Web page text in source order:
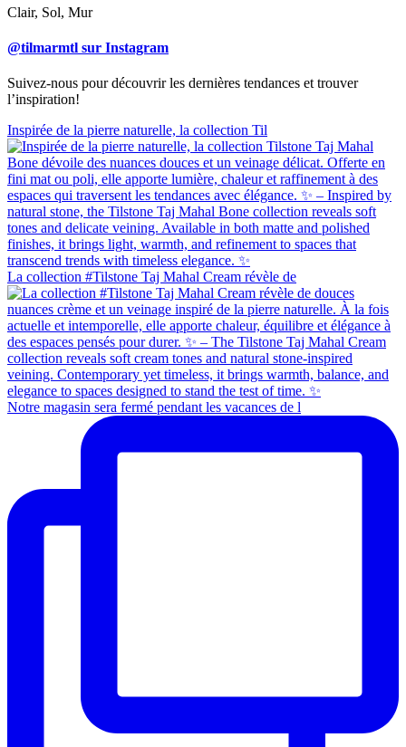
Clair, Sol, Mur
@tilmarmtl sur Instagram
Suivez-nous pour découvrir les dernières tendances et trouver
l’inspiration!
Inspirée de la pierre naturelle, la collection Til
La collection #Tilstone Taj Mahal Cream révèle de
Notre magasin sera fermé pendant les vacances de l